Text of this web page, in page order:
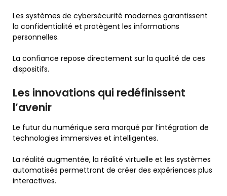
Les systèmes de cybersécurité modernes garantissent
la confidentialité et protègent les informations
personnelles.
La confiance repose directement sur la qualité de ces
dispositifs.
Les innovations qui redéfinissent
l’avenir
Le futur du numérique sera marqué par l’intégration de
technologies immersives et intelligentes.
La réalité augmentée, la réalité virtuelle et les systèmes
automatisés permettront de créer des expériences plus
interactives.